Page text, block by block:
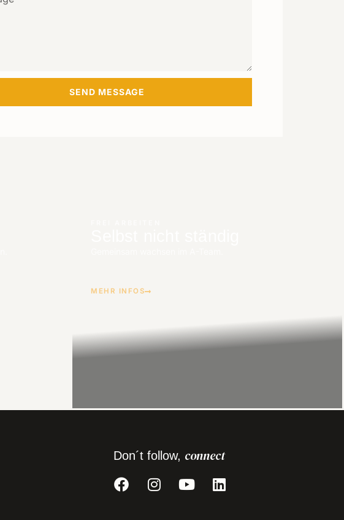
SEND MESSAGE
MEHR INFOS
Don´t follow, connect